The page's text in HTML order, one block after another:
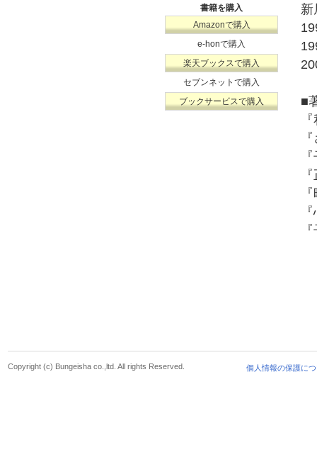
書籍を購入
Amazonで購入
e-honで購入
楽天ブックスで購入
セブンネットで購入
ブックサービスで購入
新
■
個人情報の保護に
Copyright (c) Bungeisha co.,ltd. All rights Reserved.